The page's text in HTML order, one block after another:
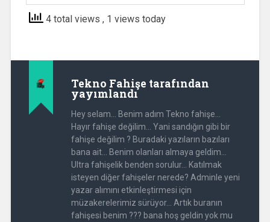
4 total views , 1 views today
Tekno Fahişe tarafından
yayımlandı
Hey selam... Benim adım Tekno fahişe...
Hayır fahişe değilim... Yani sandığın gibi bir
fahişe değilim ? Buradaki yazıların bazıları
bana ait... Benim olanları almaya geldim...
Ultra fahişelik benden sorulur... Katılmak
isteyen diğer fahişeler nerede? Adminle yeni
yazar alımını etkinleştirmesi için
müzakerelerimiz sürüyor... Artık buranın
fahişesi benim ??? bana hoş geldin yok mu